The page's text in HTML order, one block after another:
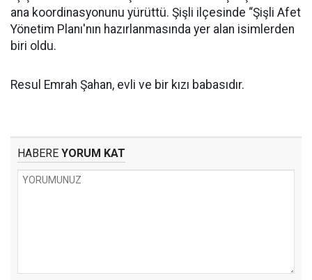
ana koordinasyonunu yürüttü. Şişli ilçesinde “Şişli Afet
Yönetim Planı'nın hazırlanmasında yer alan isimlerden
biri oldu.
Resul Emrah Şahan, evli ve bir kızı babasıdır.
HABERE YORUM KAT